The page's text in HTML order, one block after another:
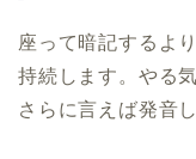
座って暗記するよ
持続します。やる
さらに言えば発音